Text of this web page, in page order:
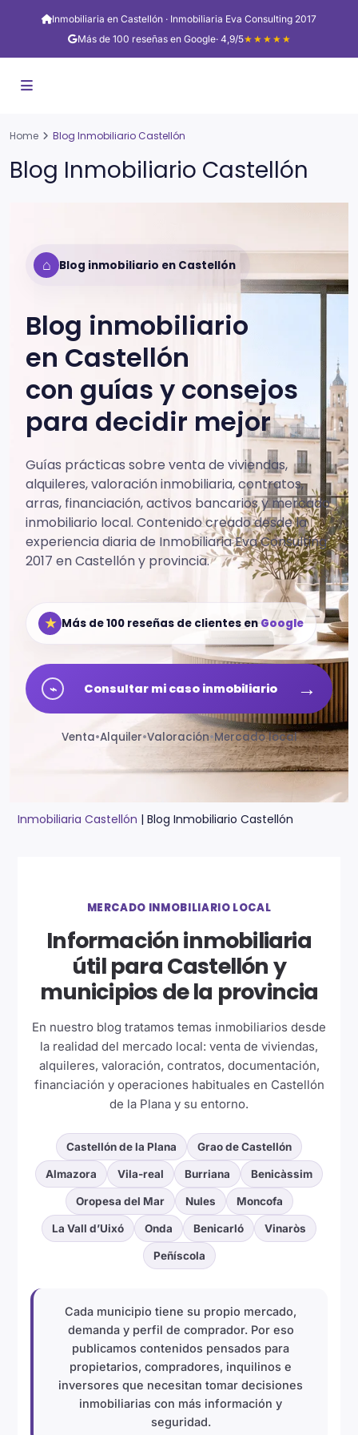
Inmobiliaria en Castellón · Inmobiliaria Eva Consulting 2017
Más de 100 reseñas en Google· 4,9/5★★★★★
Home Blog Inmobiliario Castellón
Blog Inmobiliario Castellón
⌂ Blog inmobiliario en Castellón
Blog inmobiliario
en Castellón
con guías y consejos
para decidir mejor
Guías prácticas sobre venta de viviendas,
alquileres, valoración inmobiliaria, contratos,
arras, financiación, activos bancarios y mercado
inmobiliario local. Contenido creado desde la
experiencia diaria de Inmobiliaria Eva Consulting
2017 en Castellón y provincia.
★ Más de 100 reseñas de clientes enGoogle
⌁ Consultar mi caso inmobiliario →
Venta•Alquiler•Valoración•Mercado local
Inmobiliaria Castellón | Blog Inmobiliario Castellón
MERCADO INMOBILIARIO LOCAL
Información inmobiliaria
útil para Castellón y
municipios de la provincia
En nuestro blog tratamos temas inmobiliarios desde
la realidad del mercado local: venta de viviendas,
alquileres, valoración, contratos, documentación,
financiación y operaciones habituales en Castellón
de la Plana y su entorno.
Castellón de la Plana Grao de Castellón
Almazora Vila-real Burriana Benicàssim
Oropesa del Mar Nules Moncofa
La Vall d’Uixó Onda Benicarló Vinaròs
Peñíscola
Cada municipio tiene su propio mercado,
demanda y perfil de comprador. Por eso
publicamos contenidos pensados para
propietarios, compradores, inquilinos e
inversores que necesitan tomar decisiones
inmobiliarias con más información y
seguridad.